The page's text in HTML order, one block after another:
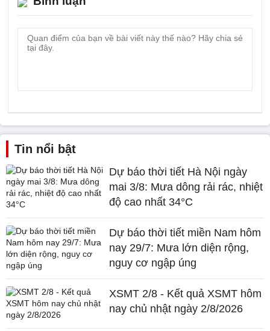
Tin nổi bật
Dự báo thời tiết Hà Nội ngày
mai 3/8: Mưa dông rải rác, nhiệt
độ cao nhất 34°C
Dự báo thời tiết miền Nam hôm
nay 29/7: Mưa lớn diện rộng,
nguy cơ ngập úng
XSMT 2/8 - Kết quả XSMT hôm
nay chủ nhật ngày 2/8/2026